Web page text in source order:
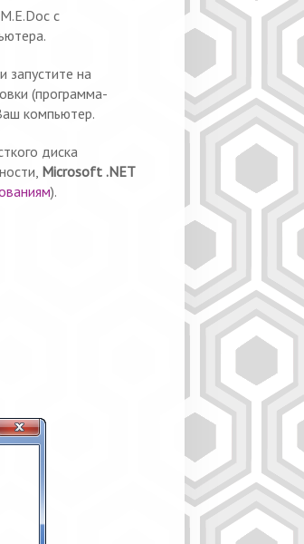
с
запустите на
(программа-
компьютер.
диска
Microsoft .NET
).